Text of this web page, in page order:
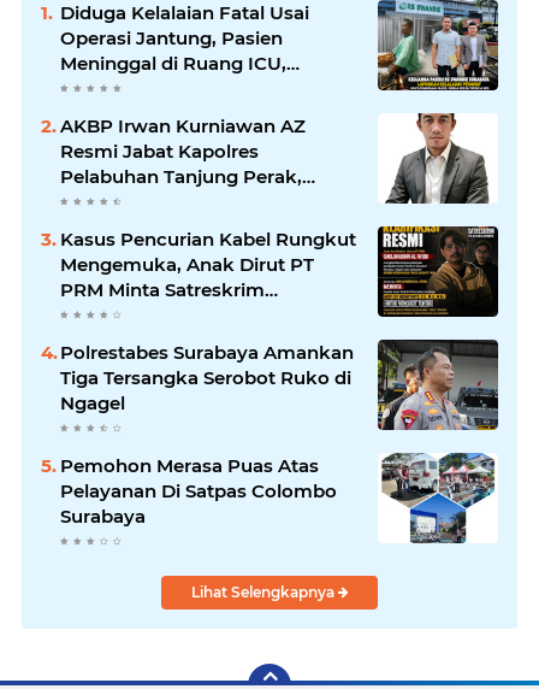
Diduga Kelalaian Fatal Usai
Operasi Jantung, Pasien
Meninggal di Ruang ICU,
Keluarga Tuntut RSUD dr.
Soewandhie Bertanggung
Jawab
AKBP Irwan Kurniawan AZ
Resmi Jabat Kapolres
Pelabuhan Tanjung Perak,
Pimpinan Redaksi
HarianMataBerita.com
Sampaikan Ucapan Selamat
Kasus Pencurian Kabel Rungkut
Mengemuka, Anak Dirut PT
PRM Minta Satreskrim
Polrestabes Surabaya Usut
Hingga Tuntas
Polrestabes Surabaya Amankan
Tiga Tersangka Serobot Ruko di
Ngagel
Pemohon Merasa Puas Atas
Pelayanan Di Satpas Colombo
Surabaya
Lihat Selengkapnya